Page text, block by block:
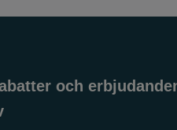
och